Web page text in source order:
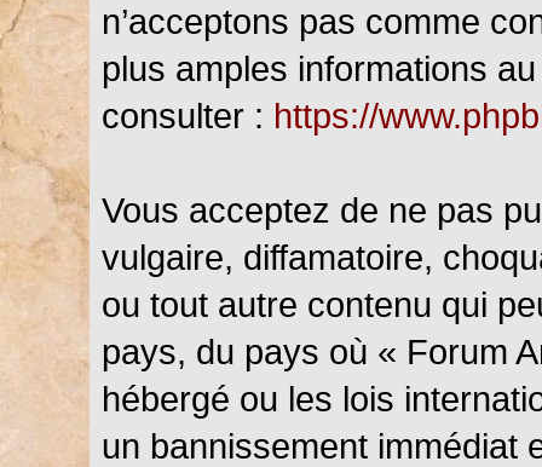
n’acceptons pas comme
plus amples informations
consulter : https://
Vous acceptez de ne pas
vulgaire, diffamatoire,
ou tout autre contenu qui
pays, du pays où « Forum
hébergé ou les lois
un bannissement immédiat